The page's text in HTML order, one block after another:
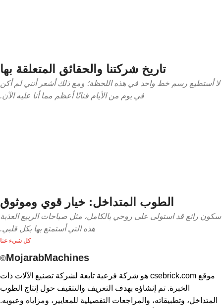
تاريخ شركتنا والحقائق المتعلقة بها
لا أستطيع رسم خط واحد في هذه اللحظة؛ ومع ذلك أشعر أنني لم أكن
في يوم من الأيام فنانًا أعظم مما أنا عليه الآن.
الطوب المتداخل: خيار قوي وموثوق
سكون رائع قد استولى على روحي بالكامل، مثل صباحات الربيع العذبة
هذه التي أستمتع بها بكل قلبي.
كل شيء عنا
MojarabMachines
©
موقع csebrick.com هو شركة فرعية تابعة لشركة تصنيع الآلات ذات
الخبرة. تم إنشاؤه بهدف التعريف والتثقيف حول إنتاج الطوب
المتداخل، وتطبيقاته، والمراجعات التفصيلية للمعايير، ومزاياه وعيوبه.